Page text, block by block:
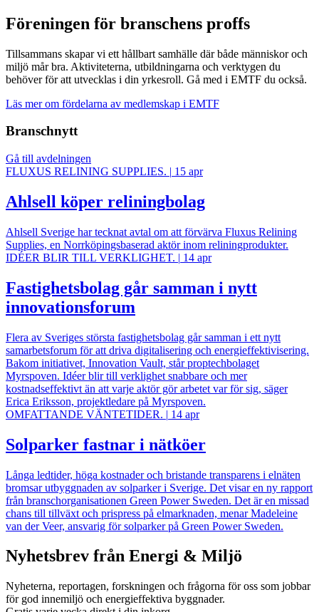
Föreningen för branschens proffs
Tillsammans skapar vi ett hållbart samhälle där både människor och
miljö mår bra. Aktiviteterna, utbildningarna och verktygen du
behöver för att utvecklas i din yrkesroll. Gå med i EMTF du också.
Läs mer om fördelarna av medlemskap i EMTF
Branschnytt
Gå till avdelningen
FLUXUS RELINING SUPPLIES. | 15 apr
Ahlsell köper reliningbolag
Ahlsell Sverige har tecknat avtal om att förvärva Fluxus Relining
Supplies, en Norrköpingsbaserad aktör inom reliningprodukter.
IDÉER BLIR TILL VERKLIGHET. | 14 apr
Fastighetsbolag går samman i nytt
innovationsforum
Flera av Sveriges största fastighetsbolag går samman i ett nytt
samarbetsforum för att driva digitalisering och energieffektivisering.
Bakom initiativet, Innovation Vault, står proptechbolaget
Myrspoven. Idéer blir till verklighet snabbare och mer
kostnadseffektivt än att varje aktör gör arbetet var för sig, säger
Erica Eriksson, projektledare på Myrspoven.
OMFATTANDE VÄNTETIDER. | 14 apr
Solparker fastnar i nätköer
Långa ledtider, höga kostnader och bristande transparens i elnäten
bromsar utbyggnaden av solparker i Sverige. Det visar en ny rapport
från branschorganisationen Green Power Sweden. Det är en missad
chans till tillväxt och prispress på elmarknaden, menar Madeleine
van der Veer, ansvarig för solparker på Green Power Sweden.
Nyhetsbrev från Energi & Miljö
Nyheterna, reportagen, forskningen och frågorna för oss som jobbar
för god innemiljö och energieffektiva byggnader.